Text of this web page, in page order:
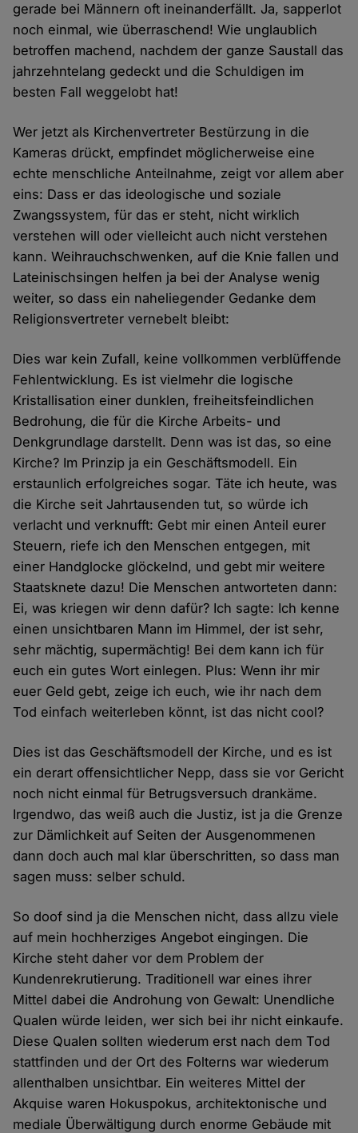
gerade bei Männern oft ineinanderfällt. Ja, sapperlot
noch einmal, wie überraschend! Wie unglaublich
betroffen machend, nachdem der ganze Saustall das
jahrzehntelang gedeckt und die Schuldigen im
besten Fall weggelobt hat!
Wer jetzt als Kirchenvertreter Bestürzung in die
Kameras drückt, empfindet möglicherweise eine
echte menschliche Anteilnahme, zeigt vor allem aber
eins: Dass er das ideologische und soziale
Zwangssystem, für das er steht, nicht wirklich
verstehen will oder vielleicht auch nicht verstehen
kann. Weihrauchschwenken, auf die Knie fallen und
Lateinischsingen helfen ja bei der Analyse wenig
weiter, so dass ein naheliegender Gedanke dem
Religionsvertreter vernebelt bleibt:
Dies war kein Zufall, keine vollkommen verblüffende
Fehlentwicklung. Es ist vielmehr die logische
Kristallisation einer dunklen, freiheitsfeindlichen
Bedrohung, die für die Kirche Arbeits- und
Denkgrundlage darstellt. Denn was ist das, so eine
Kirche? Im Prinzip ja ein Geschäftsmodell. Ein
erstaunlich erfolgreiches sogar. Täte ich heute, was
die Kirche seit Jahrtausenden tut, so würde ich
verlacht und verknufft: Gebt mir einen Anteil eurer
Steuern, riefe ich den Menschen entgegen, mit
einer Handglocke glöckelnd, und gebt mir weitere
Staatsknete dazu! Die Menschen antworteten dann:
Ei, was kriegen wir denn dafür? Ich sagte: Ich kenne
einen unsichtbaren Mann im Himmel, der ist sehr,
sehr mächtig, supermächtig! Bei dem kann ich für
euch ein gutes Wort einlegen. Plus: Wenn ihr mir
euer Geld gebt, zeige ich euch, wie ihr nach dem
Tod einfach weiterleben könnt, ist das nicht cool?
Dies ist das Geschäftsmodell der Kirche, und es ist
ein derart offensichtlicher Nepp, dass sie vor Gericht
noch nicht einmal für Betrugsversuch drankäme.
Irgendwo, das weiß auch die Justiz, ist ja die Grenze
zur Dämlichkeit auf Seiten der Ausgenommenen
dann doch auch mal klar überschritten, so dass man
sagen muss: selber schuld.
So doof sind ja die Menschen nicht, dass allzu viele
auf mein hochherziges Angebot eingingen. Die
Kirche steht daher vor dem Problem der
Kundenrekrutierung. Traditionell war eines ihrer
Mittel dabei die Androhung von Gewalt: Unendliche
Qualen würde leiden, wer sich bei ihr nicht einkaufe.
Diese Qualen sollten wiederum erst nach dem Tod
stattfinden und der Ort des Folterns war wiederum
allenthalben unsichtbar. Ein weiteres Mittel der
Akquise waren Hokuspokus, architektonische und
mediale Überwältigung durch enorme Gebäude mit